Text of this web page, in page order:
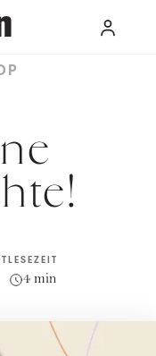
LESEZEIT
4 min